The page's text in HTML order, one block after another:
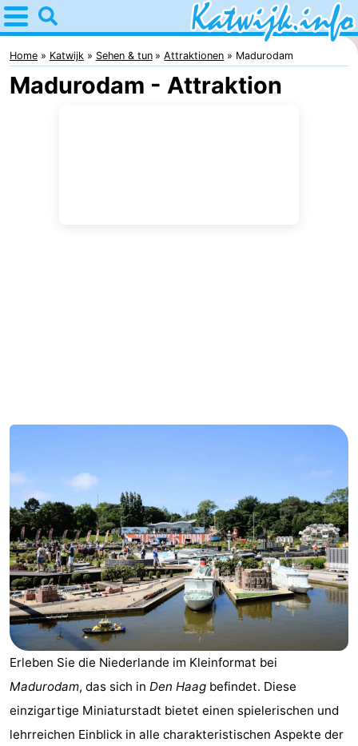
Home
Katwijk
Tipps
Sehen
&
tun
-
Museen
-
Denkmäler
-
Aussichtspunkte
Attraktionen
-
Rundfahrten
Spielplätze
-
Home Katwijk Sehen & tun Attraktionen Madurodam
Madurodam - Attraktion
Erleben Sie die Niederlande im Kleinformat bei
Madurodam, das sich in Den Haag befindet. Diese
einzigartige Miniaturstadt bietet einen spielerischen und
lehrreichen Einblick in alle charakteristischen Aspekte der